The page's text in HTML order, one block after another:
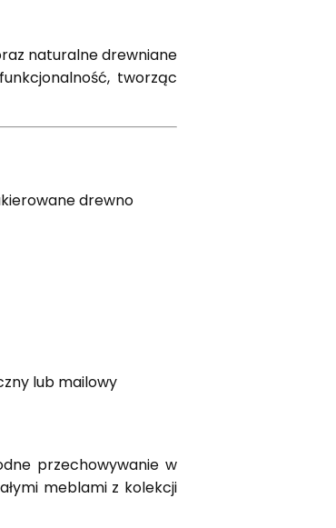
naturalne drewniane
tworząc
drewno
lub mailowy
przechowywanie w
meblami z kolekcji